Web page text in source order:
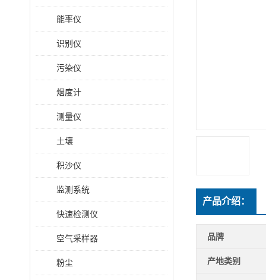
能率仪
识别仪
污染仪
烟度计
测量仪
土壤
积沙仪
监测系统
快速检测仪
空气采样器
粉尘
产品介绍：
品牌
产地类别